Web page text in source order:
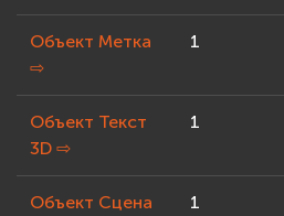
Объект Метка
⇨
1
Объект Текст
3D ⇨
1
Объект Сцена
1